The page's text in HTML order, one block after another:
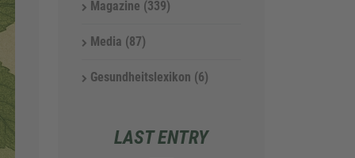
Magazine (339)
Media (87)
Gesundheitslexikon (6)
LAST ENTRY